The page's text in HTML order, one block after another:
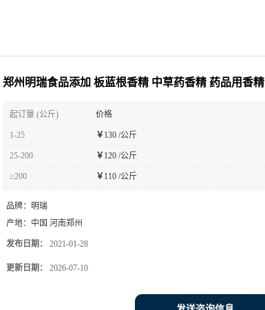
郑州明瑞食品添加 板蓝根香精 中草药香精 药品用香精
起订量 (公斤) 价格
1-25 ￥ 130 /公斤
25-200 ￥ 120 /公斤
≥200 ￥ 110 /公斤
品牌： 明瑞
产地： 中国 河南郑州
发布日期： 2021-01-28
更新日期： 2026-07-10